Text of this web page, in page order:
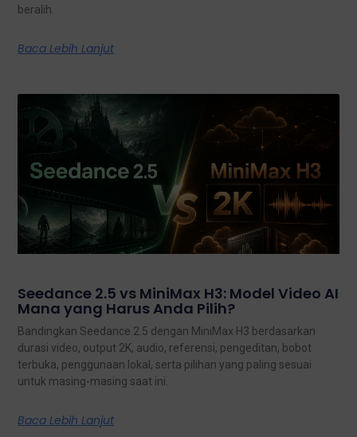
beralih.
Baca Lebih Lanjut
Seedance 2.5 vs MiniMax H3: Model Video AI
Mana yang Harus Anda Pilih?
Bandingkan Seedance 2.5 dengan MiniMax H3 berdasarkan
durasi video, output 2K, audio, referensi, pengeditan, bobot
terbuka, penggunaan lokal, serta pilihan yang paling sesuai
untuk masing-masing saat ini.
Baca Lebih Lanjut